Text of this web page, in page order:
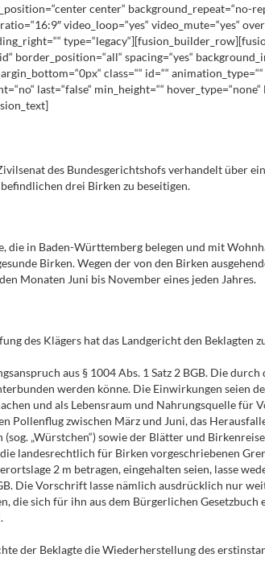
center“ background_repeat=“no-
video_loop=“yes“ video_mute=“yes“
border_position=“all“ spacing=“yes“
class=““ id=““
last=“false“ min_height=““ hover_type=“none“
des Bundesgerichtshofs verhandelt über
drei Birken zu beseitigen.
in Baden-Württemberg belegen und mit
Birken. Wegen der von den Birken
Monaten Juni bis November eines jeden Jahres.
des Klägers hat das Landgericht den Beklagten
aus § 1004 Abs. 1 Satz 2 BGB. Die
werden könne. Die Einwirkungen seien
und als Lebensraum und Nahrungsquelle
Pollenflug zwischen März und Juni, das
„Würstchen“) sowie der Blätter und
landesrechtlich für Birken vorgeschriebenen
2 m betragen, eingehalten seien, lasse
Die Vorschrift lasse nämlich ausdrücklich nur
die sich für ihn aus dem Bürgerlichen
der Beklagte die Wiederherstellung des